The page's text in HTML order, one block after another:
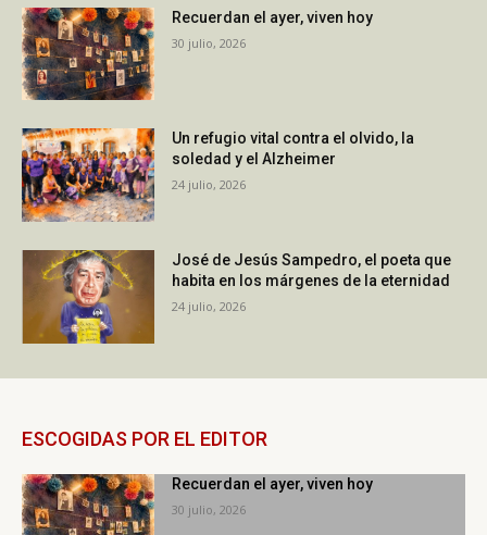
Recuerdan el ayer, viven hoy
30 julio, 2026
Un refugio vital contra el olvido, la
soledad y el Alzheimer
24 julio, 2026
José de Jesús Sampedro, el poeta que
habita en los márgenes de la eternidad
24 julio, 2026
ESCOGIDAS POR EL EDITOR
Recuerdan el ayer, viven hoy
30 julio, 2026